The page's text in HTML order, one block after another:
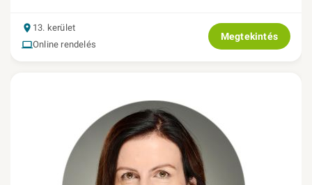
13. kerület
Online rendelés
Megtekintés